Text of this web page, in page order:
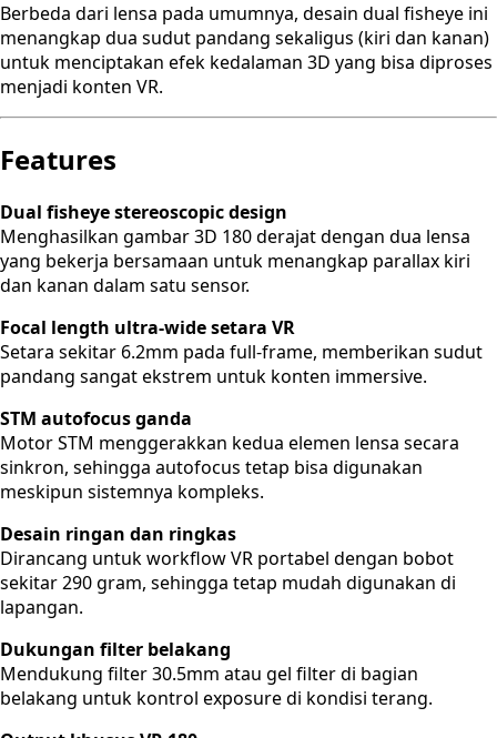
Berbeda dari lensa pada umumnya, desain dual fisheye ini
menangkap dua sudut pandang sekaligus (kiri dan kanan)
untuk menciptakan efek kedalaman 3D yang bisa diproses
menjadi konten VR.
Features
Dual fisheye stereoscopic design
Menghasilkan gambar 3D 180 derajat dengan dua lensa
yang bekerja bersamaan untuk menangkap parallax kiri
dan kanan dalam satu sensor.
Focal length ultra-wide setara VR
Setara sekitar 6.2mm pada full-frame, memberikan sudut
pandang sangat ekstrem untuk konten immersive.
STM autofocus ganda
Motor STM menggerakkan kedua elemen lensa secara
sinkron, sehingga autofocus tetap bisa digunakan
meskipun sistemnya kompleks.
Desain ringan dan ringkas
Dirancang untuk workflow VR portabel dengan bobot
sekitar 290 gram, sehingga tetap mudah digunakan di
lapangan.
Dukungan filter belakang
Mendukung filter 30.5mm atau gel filter di bagian
belakang untuk kontrol exposure di kondisi terang.